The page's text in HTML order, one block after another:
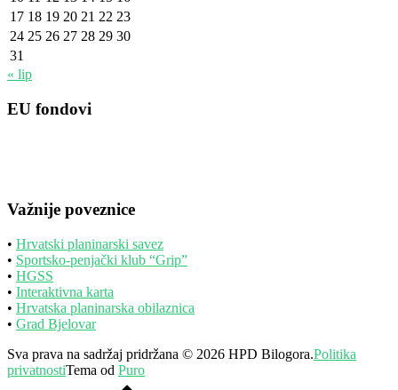
17 18 19 20 21 22 23
24 25 26 27 28 29 30
31
« lip
EU fondovi
Važnije poveznice
• Hrvatski planinarski savez
• Sportsko-penjački klub “Grip”
• HGSS
• Interaktivna karta
• Hrvatska planinarska obilaznica
• Grad Bjelovar
Sva prava na sadržaj pridržana © 2026 HPD Bilogora.Politika
privatnostiTema od Puro